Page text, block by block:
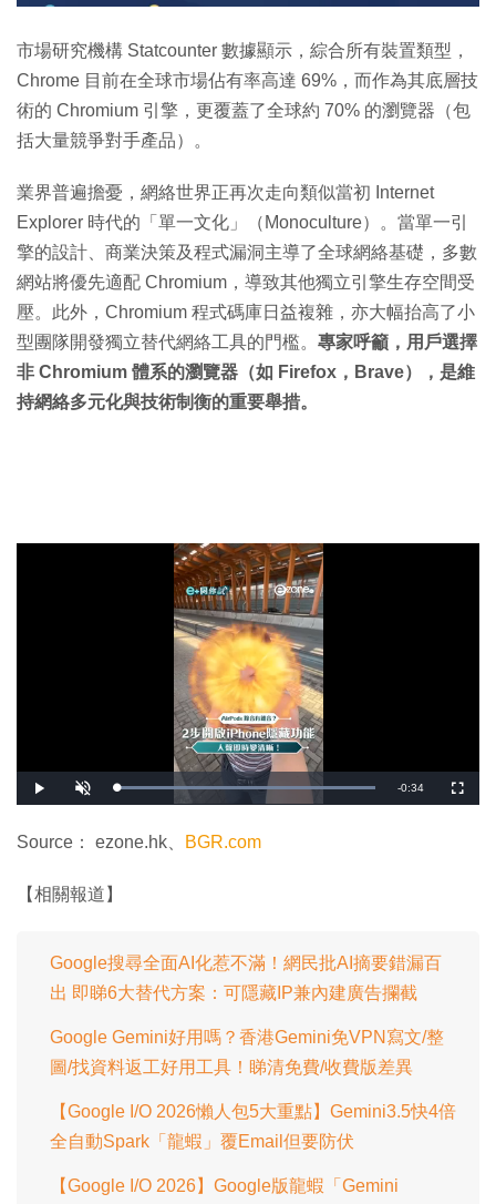
市場研究機構 Statcounter 數據顯示，綜合所有裝置類型，
Chrome 目前在全球市場佔有率高達 69%，而作為其底層技
術的 Chromium 引擎，更覆蓋了全球約 70% 的瀏覽器（包
括大量競爭對手產品）。
業界普遍擔憂，網絡世界正再次走向類似當初 Internet
Explorer 時代的「單一文化」（Monoculture）。當單一引
擎的設計、商業決策及程式漏洞主導了全球網絡基礎，多數
網站將優先適配 Chromium，導致其他獨立引擎生存空間受
壓。此外，Chromium 程式碼庫日益複雜，亦大幅抬高了小
型團隊開發獨立替代網絡工具的門檻。 專家呼籲，用戶選擇
非 Chromium 體系的瀏覽器（如 Firefox，Brave），是維
持網絡多元化與技術制衡的重要舉措。
播
放
開
啟
載
1
剩
-0:34
全
螢
Source： ezone.hk、 BGR.com
【相關報道】
Google搜尋全面AI化惹不滿！網民批AI摘要錯漏百
出 即睇6大替代方案：可隱藏IP兼內建廣告攔截
Google Gemini好用嗎？香港Gemini免VPN寫文/整
圖/找資料返工好用工具！睇清免費/收費版差異
【Google I/O 2026懶人包5大重點】Gemini3.5快4倍
全自動Spark「龍蝦」覆Email但要防伏
【Google I/O 2026】Google版龍蝦「Gemini